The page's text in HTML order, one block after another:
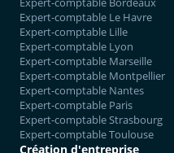
Expert-comptable Le Havre
Expert-comptable Lille
Expert-comptable Lyon
Expert-comptable Marseille
Expert-comptable Montpellier
Expert-comptable Nantes
Expert-comptable Paris
Expert-comptable Strasbourg
Expert-comptable Toulouse
Création d'entreprise